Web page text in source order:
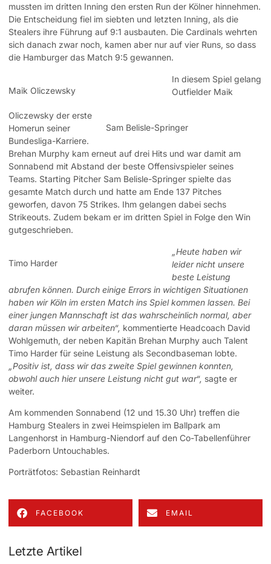
mussten im dritten Inning den ersten Run der Kölner hinnehmen.
Die Entscheidung fiel im siebten und letzten Inning, als die
Stealers ihre Führung auf 9:1 ausbauten. Die Cardinals wehrten
sich danach zwar noch, kamen aber nur auf vier Runs, so dass
die Hamburger das Match 9:5 gewannen.
Maik Oliczewsky
Sam Belisle-Springer
In diesem Spiel gelang
Outfielder Maik
Oliczewsky der erste
Homerun seiner
Bundesliga-Karriere.
Brehan Murphy kam erneut auf drei Hits und war damit am
Sonnabend mit Abstand der beste Offensivspieler seines
Teams. Starting Pitcher Sam Belisle-Springer spielte das
gesamte Match durch und hatte am Ende 137 Pitches
geworfen, davon 75 Strikes. Ihm gelangen dabei sechs
Strikeouts. Zudem bekam er im dritten Spiel in Folge den Win
gutgeschrieben.
Timo Harder
„Heute haben wir
leider nicht unsere
beste Leistung
abrufen können. Durch einige Errors in wichtigen Situationen
haben wir Köln im ersten Match ins Spiel kommen lassen. Bei
einer jungen Mannschaft ist das wahrscheinlich normal, aber
daran müssen wir arbeiten“, kommentierte Headcoach David
Wohlgemuth, der neben Kapitän Brehan Murphy auch Talent
Timo Harder für seine Leistung als Secondbaseman lobte.
„Positiv ist, dass wir das zweite Spiel gewinnen konnten,
obwohl auch hier unsere Leistung nicht gut war“, sagte er
weiter.
Am kommenden Sonnabend (12 und 15.30 Uhr) treffen die
Hamburg Stealers in zwei Heimspielen im Ballpark am
Langenhorst in Hamburg-Niendorf auf den Co-Tabellenführer
Paderborn Untouchables.
Porträtfotos: Sebastian Reinhardt
FACEBOOK EMAIL
Letzte Artikel